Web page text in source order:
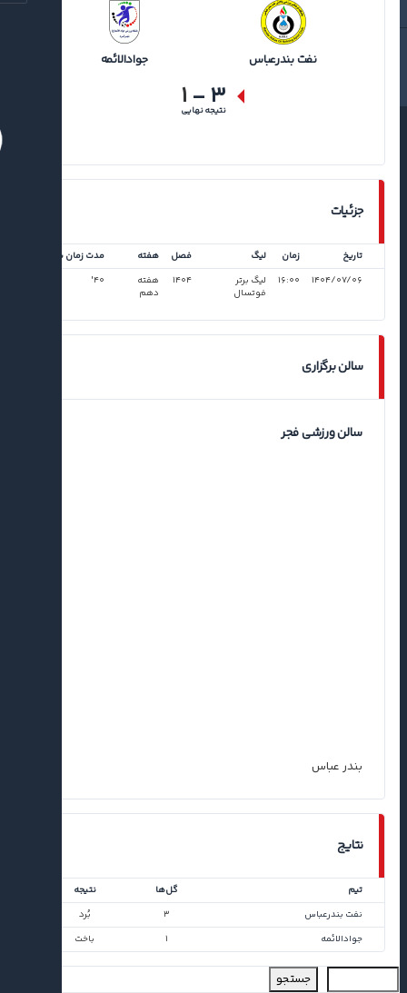
نفت بندرعباس جوادالائمه
۳- ۱
نتیجه نهایی
جزئیات
تاریخ زمان لیگ فصل هفته
مدت زمان بازی
۱۴۰۴/۰۷/۰۶
۱۶:۰۰
لیگ برتر
فوتسال
۱۴۰۴
هفته
دهم
۴۰'
سالن برگزاری
سالن ورزشی فجر
بندر عباس
نتایج
تیم گل‌ها
نتیجه
نفت بندرعباس
۳
بُرد
جوادالائمه
۱ باخت
جستجو